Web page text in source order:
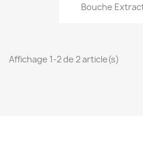
Bouche
Affichage 1-2 de 2 article(s)